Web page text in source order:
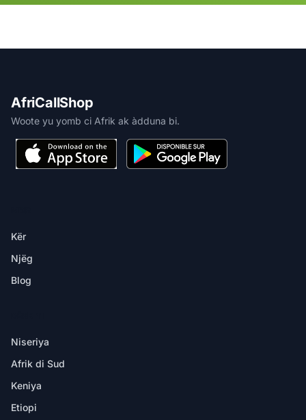
AfriCallShop
Woote yu yomb ci Afrik ak àdduna bi.
Kër
Njëg
Blog
Niseriya
Afrik di Sud
Keniya
Etiopi